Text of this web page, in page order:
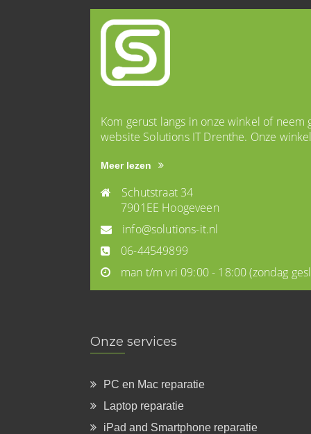
Kom gerust langs in onze winkel of
website Solutions IT Drenthe. Onze
Meer lezen
Schutstraat 34
7901EE Hoogeveen
info@solutions-it.nl
06-44549899
man t/m vri 09:00 - 18:00(zondag
Onze services
PC en Mac reparatie
Laptop reparatie
iPad and Smartphone reparatie